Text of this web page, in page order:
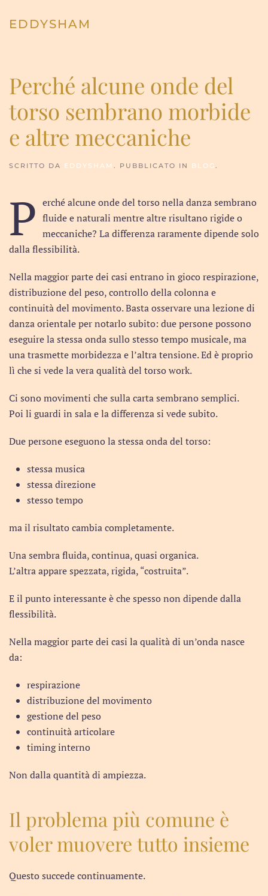
Skip to main content
EDDYSHAM
Perché alcune onde del
torso sembrano morbide
e altre meccaniche
SCRITTO DA EDDYSHAM . PUBBLICATO IN BLOG.
P erché alcune onde del torso nella danza sembrano
fluide e naturali mentre altre risultano rigide o
meccaniche? La differenza raramente dipende solo
dalla flessibilità.
Nella maggior parte dei casi entrano in gioco respirazione,
distribuzione del peso, controllo della colonna e
continuità del movimento. Basta osservare una lezione di
danza orientale per notarlo subito: due persone possono
eseguire la stessa onda sullo stesso tempo musicale, ma
una trasmette morbidezza e l’altra tensione. Ed è proprio
lì che si vede la vera qualità del torso work.
Ci sono movimenti che sulla carta sembrano semplici.
Poi li guardi in sala e la differenza si vede subito.
Due persone eseguono la stessa onda del torso:
stessa musica
stessa direzione
stesso tempo
ma il risultato cambia completamente.
Una sembra fluida, continua, quasi organica.
L’altra appare spezzata, rigida, “costruita”.
E il punto interessante è che spesso non dipende dalla
flessibilità.
Nella maggior parte dei casi la qualità di un’onda nasce
da:
respirazione
distribuzione del movimento
gestione del peso
continuità articolare
timing interno
Non dalla quantità di ampiezza.
Il problema più comune è
voler muovere tutto insieme
Questo succede continuamente.